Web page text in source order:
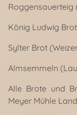
Roggensauerteig
König Ludwig
Sylter Brot
Almsemmeln
Alle Brote und
Meyer Mühle